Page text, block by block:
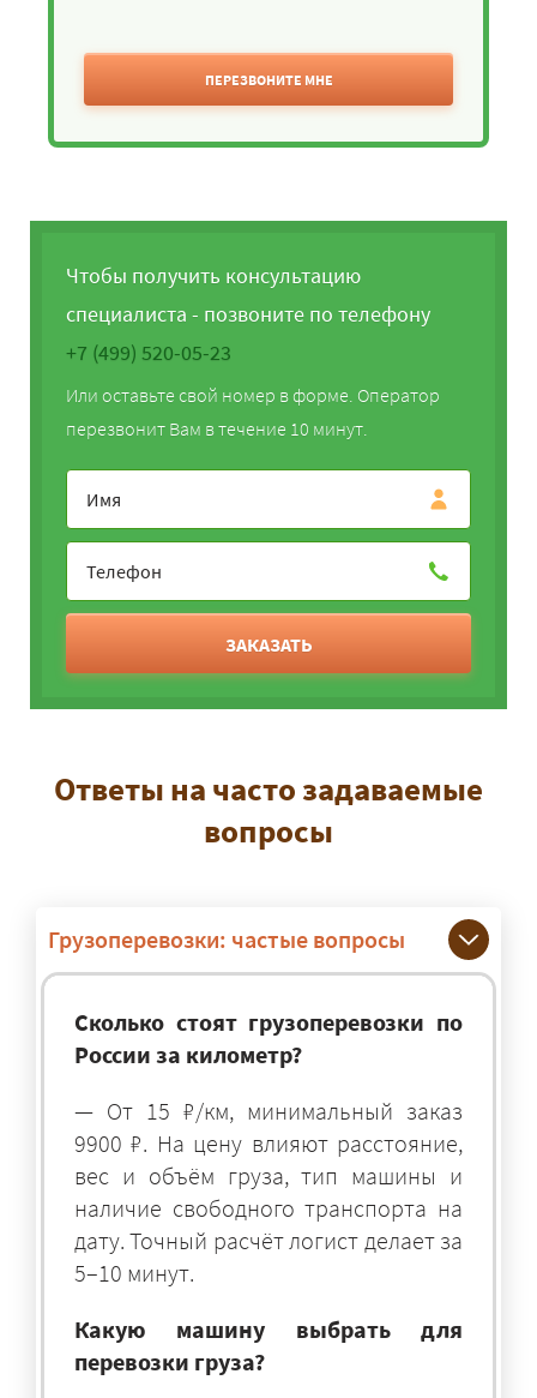
ПЕРЕЗВОНИТЕ МНЕ
Чтобы получить консультацию
специалиста - позвоните по телефону
+7 (499) 520-05-23
Или оставьте свой номер в форме. Оператор
перезвонит Вам в течение 10 минут.
ЗАКАЗАТЬ
Ответы на часто задаваемые
вопросы
Грузоперевозки: частые вопросы
Сколько стоят грузоперевозки по
России за километр?
— От 15 ₽/км, минимальный заказ
9900 ₽. На цену влияют расстояние,
вес и объём груза, тип машины и
наличие свободного транспорта на
дату. Точный расчёт логист делает за
5–10 минут.
Какую машину выбрать для
перевозки груза?